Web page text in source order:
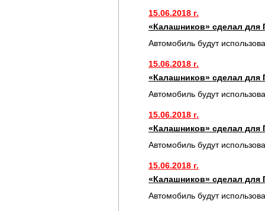
15.06.2018 г.
«Калашников» сделал для
Автомобиль будут
15.06.2018 г.
«Калашников» сделал для
Автомобиль будут
15.06.2018 г.
«Калашников» сделал для
Автомобиль будут
15.06.2018 г.
«Калашников» сделал для
Автомобиль будут